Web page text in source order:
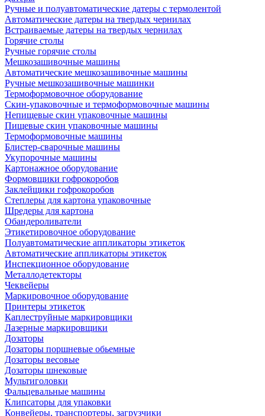
Ручные и полуавтоматические датеры с термолентой
Автоматические датеры на твердых чернилах
Встраиваемые датеры на твердых чернилах
Горячие столы
Ручные горячие столы
Мешкозашивочные машины
Автоматические мешкозашивочные машины
Ручные мешкозашивочные машинки
Термоформовочное оборудование
Скин-упаковочные и термоформовочные машины
Непищевые скин упаковочные машины
Пищевые скин упаковочные машины
Термоформовочные машины
Блистер-сварочные машины
Укупорочные машины
Картонажное оборудование
Формовщики гофрокоробов
Заклейщики гофрокоробов
Степлеры для картона упаковочные
Шредеры для картона
Обандероливатели
Этикетировочное оборудование
Полуавтоматические аппликаторы этикеток
Автоматические аппликаторы этикеток
Инспекционное оборудование
Металлодетекторы
Чеквейеры
Маркировочное оборудование
Принтеры этикеток
Каплеструйные маркировщики
Лазерные маркировщики
Дозаторы
Дозаторы поршневые обьемные
Дозаторы весовые
Дозаторы шнековые
Мультиголовки
Фальцевальные машины
Клипсаторы для упаковки
Конвейеры, транспортеры, загрузчики